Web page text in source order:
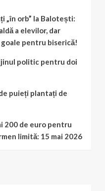
„în orb” la Balotești:
a elevilor, dar
pentru biserică!
politic pentru doi
puieți plantați de
200 de euro pentru
limită: 15 mai 2026